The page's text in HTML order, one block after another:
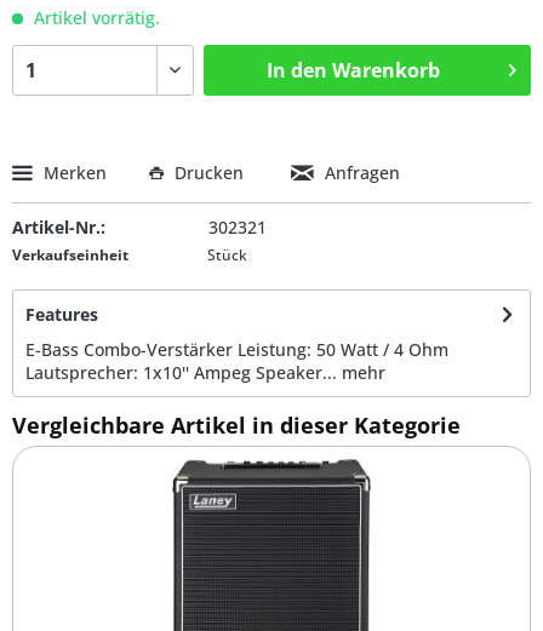
Artikel vorrätig.
In den Warenkorb
Merken Drucken Anfragen
Artikel-Nr.: 302321
Verkaufseinheit Stück
Features
E-Bass Combo-Verstärker Leistung: 50 Watt / 4 Ohm
Lautsprecher: 1x10'' Ampeg Speaker... mehr
Vergleichbare Artikel in dieser Kategorie